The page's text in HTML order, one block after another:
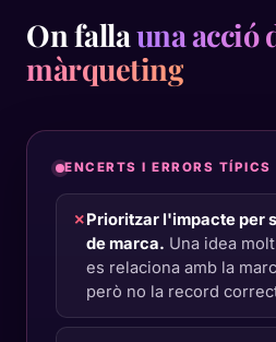
On fallauna acció
màrqueting
ENCERTS I ERRORS TÍPICS
✗Prioritzar l'impacte per
de marca. Una idea
es relaciona amb la
però no la record